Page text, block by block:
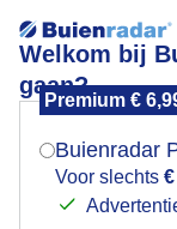
Welkom bij
gaan?
Premium €
Buienradar
Voor slechts
Nationale
Mogen we